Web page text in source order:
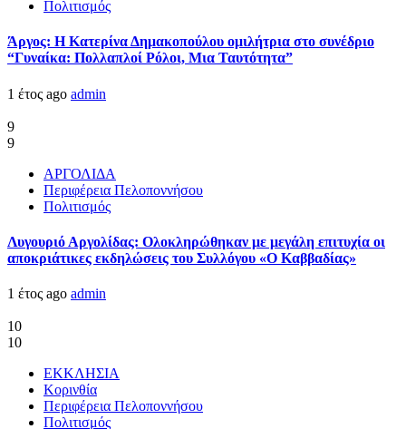
Πολιτισμός
Άργος: Η Κατερίνα Δημακοπούλου ομιλήτρια στο συνέδριο
“Γυναίκα: Πολλαπλοί Ρόλοι, Μια Ταυτότητα”
1 έτος ago admin
9
9
ΑΡΓΟΛΙΔΑ
Περιφέρεια Πελοποννήσου
Πολιτισμός
Λυγουριό Αργολίδας: Ολοκληρώθηκαν με μεγάλη επιτυχία οι
αποκριάτικες εκδηλώσεις του Συλλόγου «Ο Καββαδίας»
1 έτος ago admin
10
10
ΕΚΚΛΗΣΙΑ
Κορινθία
Περιφέρεια Πελοποννήσου
Πολιτισμός